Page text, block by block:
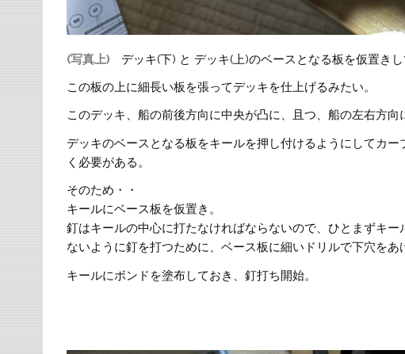
(写真上)
デッキ(下) と デッキ(上)のベースとなる板を仮置きし
この板の上に細長い板を張ってデッキを仕上げるみたい。
このデッキ、船の前後方向に中央が凸に、且つ、船の左右方向
デッキのベースとなる板をキールを押し付けるようにしてカ
く必要がある。
そのため・・
キールにベース板を仮置き。
釘はキールの中心に打たなければならないので、ひとまずキ
ないように釘を打つために、ベース板に細いドリルで下穴をあ
キールにボンドを塗布しておき、釘打ち開始。